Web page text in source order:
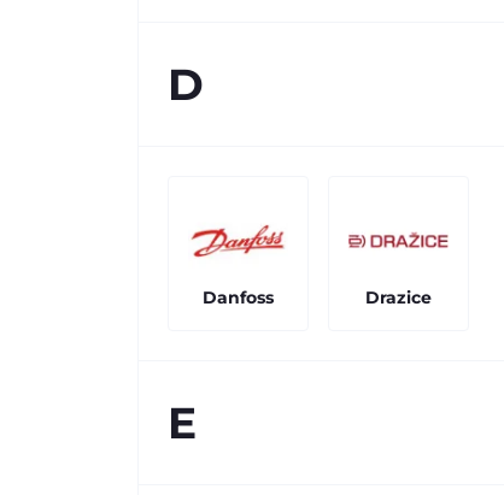
D
Danfoss Drazice
E